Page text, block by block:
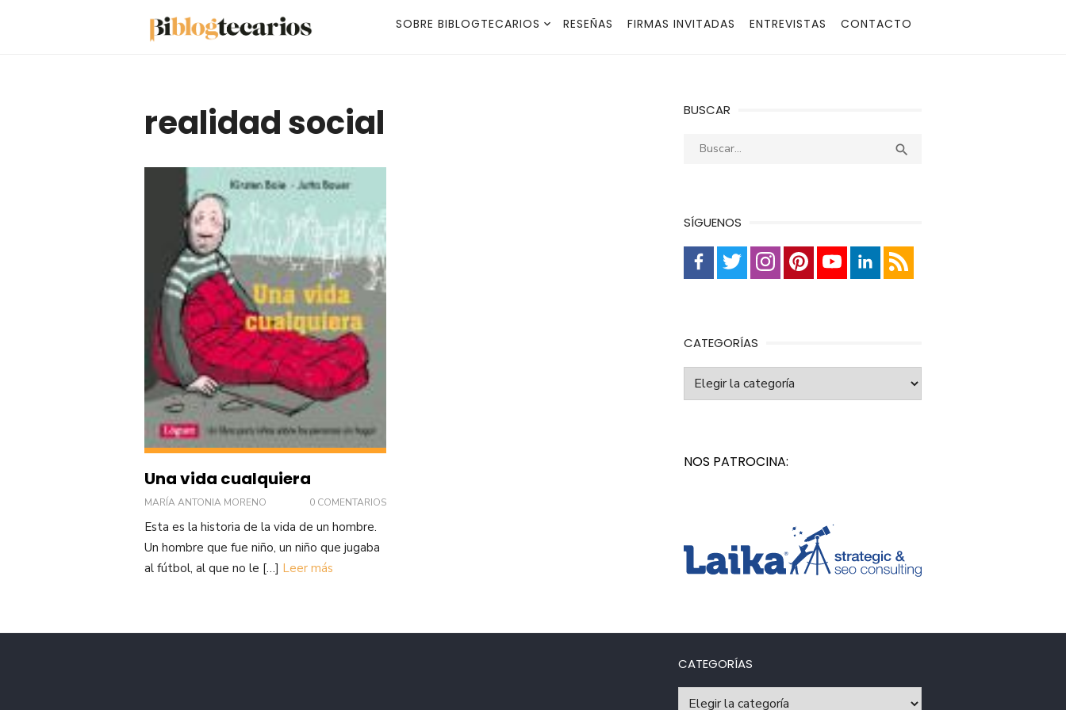
SOBRE BIBLOGTECARIOS RESEÑAS FIRMAS INVITADAS ENTREVISTAS CONTACTO
realidad social
Una vida cualquiera
MARÍA ANTONIA MORENO 0 COMENTARIOS
Esta es la historia de la vida de un hombre.
Un hombre que fue niño, un niño que jugaba
al fútbol, al que no le […] Leer más
BUSCAR
Buscar: 
SÍGUENOS
CATEGORÍAS
NOS PATROCINA:
CATEGORÍAS
Categorías